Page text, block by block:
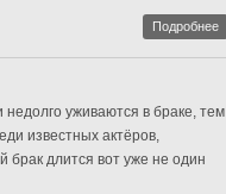
Подробнее
уживаются в браке, тем
известных актёров,
брак длится вот уже не один